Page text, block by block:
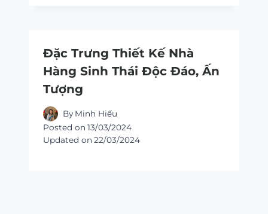
Đặc Trưng Thiết Kế Nhà
Hàng Sinh Thái Độc Đáo, Ấn
Tượng
By Minh Hiếu
Posted on 13/03/2024
Updated on 22/03/2024